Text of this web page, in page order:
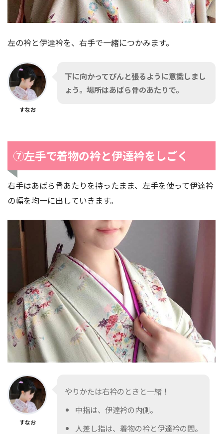
左の衿と伊達衿を、右手で一緒につかみます。
すなお
下に向かってぴんと張るように意識しまし
ょう。場所はあばら骨のあたりで。
⑦左手で着物の衿と伊達衿をしごく
右手はあばら骨あたりを持ったまま、左手を使って伊達衿
の幅を均一に出していきます。
すなお
やりかたは右衿のときと一緒！
中指は、伊達衿の内側。
人差し指は、着物の衿と伊達衿の間。